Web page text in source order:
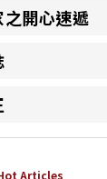
開心速遞
Articles